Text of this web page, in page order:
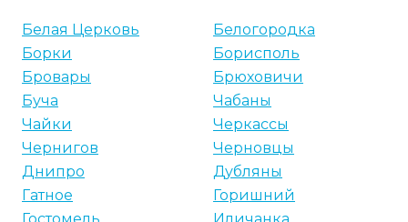
Белая Церковь
Белогородка
Борки
Борисполь
Бровары
Брюховичи
Буча
Чабаны
Чайки
Черкассы
Чернигов
Черновцы
Днипро
Дубляны
Гатное
Горишний
Гостомель
Иличанка